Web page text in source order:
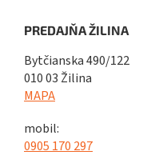
PREDAJŇA ŽILINA
Bytčianska 490/122
010 03 Žilina
MAPA
mobil:
0905 170 297